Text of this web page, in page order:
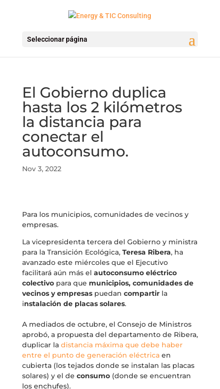
Seleccionar página
El Gobierno duplica
hasta los 2 kilómetros
la distancia para
conectar el
autoconsumo.
Nov 3, 2022
Para los municipios, comunidades de vecinos y
empresas.
La vicepresidenta tercera del Gobierno y ministra
para la Transición Ecológica, Teresa Ribera, ha
avanzado este miércoles que el Ejecutivo
facilitará aún más el autoconsumo eléctrico
colectivo para que municipios, comunidades de
vecinos y empresas puedan compartirla
instalación de placas solares.
A mediados de octubre, el Consejo de Ministros
aprobó, a propuesta del departamento de Ribera,
duplicar la distancia máxima que debe haber
entre el punto de generación eléctricaen
cubierta (los tejados donde se instalan las placas
solares) y el de consumo(donde se encuentran
los enchufes).